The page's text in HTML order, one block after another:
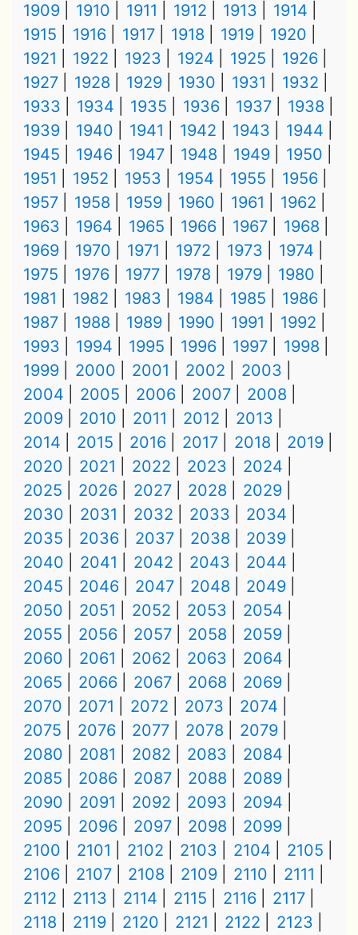
1909
1910 1911 1912 1913
1914
1915
1916 1917 1918 1919
1920
1921
1922 1923 1924 1925
1926
1927
1928 1929 1930 1931
1932
1933
1934 1935 1936 1937
1938
1939
1940 1941 1942 1943
1944
1945
1946 1947 1948 1949
1950
1951
1952 1953 1954 1955
1956
1957
1958 1959 1960 1961
1962
1963
1964 1965 1966 1967
1968
1969
1970 1971 1972 1973
1974
1975
1976 1977 1978 1979
1980
1981
1982 1983 1984 1985
1986
1987
1988 1989 1990 1991
1992
1993
1994 1995 1996 1997
1998
1999
2000 2001 2002
2003
2004
2005 2006 2007
2008
2009
2010 2011 2012
2013
2014
2015 2016 2017 2018
2019
2020
2021 2022 2023
2024
2025
2026 2027 2028
2029
2030
2031 2032 2033
2034
2035
2036 2037 2038
2039
2040
2041 2042 2043
2044
2045
2046 2047 2048
2049
2050
2051 2052 2053
2054
2055
2056 2057 2058
2059
2060
2061 2062 2063
2064
2065
2066 2067 2068
2069
2070
2071 2072 2073
2074
2075
2076 2077 2078
2079
2080
2081 2082 2083
2084
2085
2086 2087 2088
2089
2090
2091 2092 2093
2094
2095
2096 2097 2098
2099
2100
2101 2102 2103 2104
2105
2106
2107 2108 2109 2110
2111
2112
2113 2114 2115 2116
2117
2118
2119 2120 2121 2122 2123